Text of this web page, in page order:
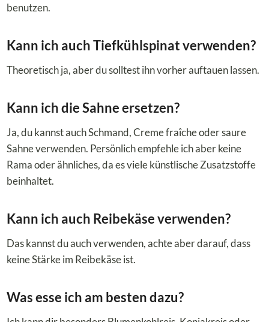
benutzen.
Kann ich auch Tiefkühlspinat verwenden?
Theoretisch ja, aber du solltest ihn vorher auftauen lassen.
Kann ich die Sahne ersetzen?
Ja, du kannst auch Schmand, Creme fraîche oder saure
Sahne verwenden. Persönlich empfehle ich aber keine
Rama oder ähnliches, da es viele künstlische Zusatzstoffe
beinhaltet.
Kann ich auch Reibekäse verwenden?
Das kannst du auch verwenden, achte aber darauf, dass
keine Stärke im Reibekäse ist.
Was esse ich am besten dazu?